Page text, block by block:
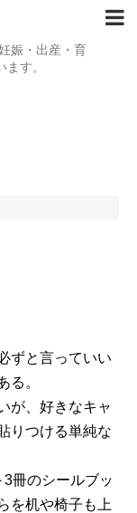
娠・出産・育
す。
ずと言っていい
る。
が、好きなキャ
りつける単純な
冊のシールブッ
を机や椅子も上